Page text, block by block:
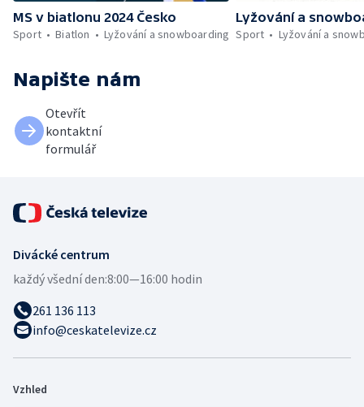
MS v biatlonu 2024 Česko
Sport
Biatlon Lyžování a snowboarding
Lyžování a
Sport
Lyžování a
Napište nám
Otevřít
kontaktní
formulář
Divácké centrum
každý všední den:8:00—16:00 hodin
261 136 113
info@ceskatelevize.cz
Vzhled